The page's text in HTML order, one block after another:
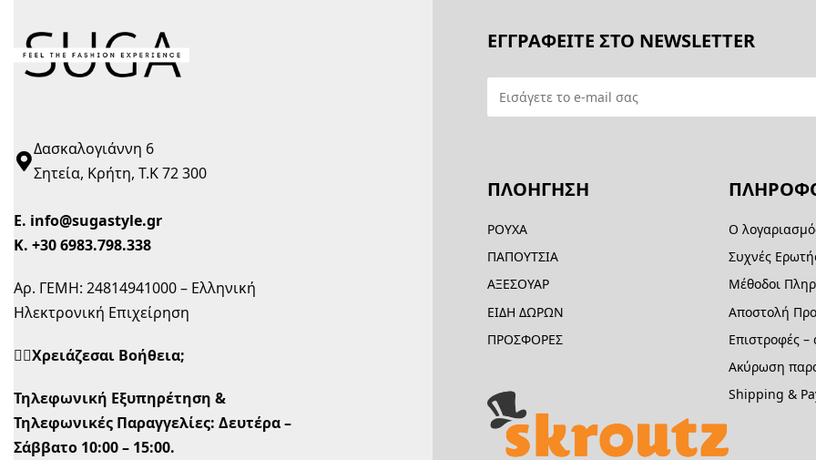
Δασκαλογιάννη 6
Σητεία, Κρήτη, Τ.Κ 72 300
Ε. info@sugastyle.gr
Κ. +30 6983.798.338
Αρ. ΓΕΜΗ: 24814941000 – Ελληνική
Ηλεκτρονική Επιχείρηση
🙋‍♀️Χρειάζεσαι Βοήθεια;
Τηλεφωνική Εξυπηρέτηση &
Τηλεφωνικές Παραγγελίες: Δευτέρα –
Σάββατο 10:00 – 15:00.
ΕΓΓΡΑΦΕΙΤΕ ΣΤΟ NEWSLETTER
ΠΛΟΗΓΗΣΗ
ΡΟΥΧΑ
ΠΑΠΟΥΤΣΙΑ
ΑΞΕΣΟΥΑΡ
ΕΙΔΗ ΔΩΡΩΝ
ΠΡΟΣΦΟΡΕΣ
Ο
Συχνές
Μέθοδοι
Αποστολή
Επιστροφές –
Ακύρωση
Shipping &